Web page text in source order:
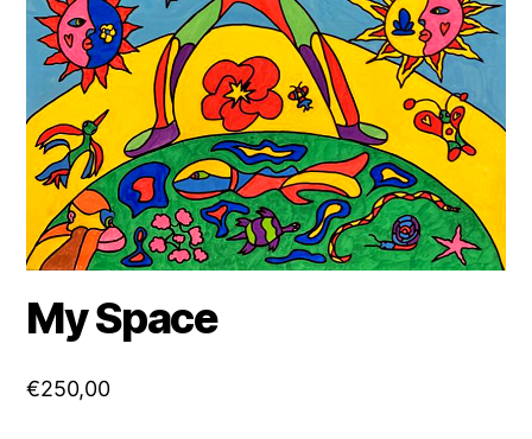
My Space
€250,00